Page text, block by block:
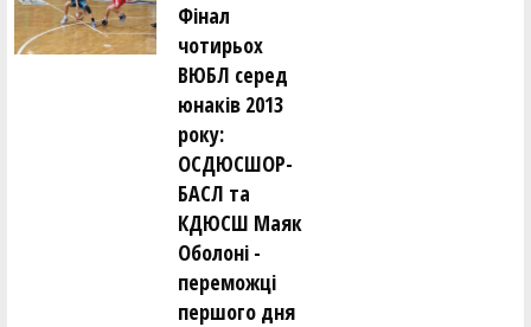
Фінал
чотирьох
ВЮБЛ серед
юнаків 2013
року:
ОСДЮСШОР-
БАСЛ та
КДЮСШ Маяк
Оболоні -
переможці
першого дня